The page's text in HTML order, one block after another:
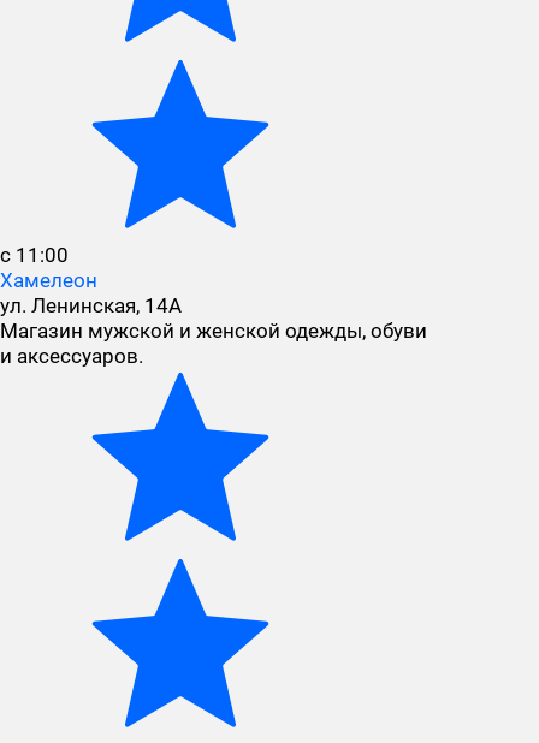
с 11:00
Хамелеон
ул. Ленинская, 14А
Магазин мужской и женской одежды, обуви
и аксессуаров.